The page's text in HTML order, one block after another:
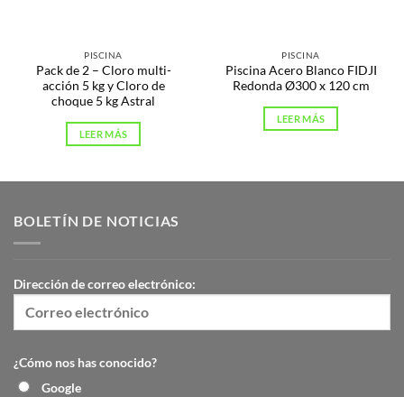
PISCINA
Pack de 2 – Cloro multi-
acción 5 kg y Cloro de
choque 5 kg Astral
LEER MÁS
PISCINA
Piscina Acero Blanco FIDJI
Redonda Ø300 x 120 cm
LEER MÁS
BOLETÍN DE NOTICIAS
Dirección de correo electrónico:
¿Cómo nos has conocido?
Google